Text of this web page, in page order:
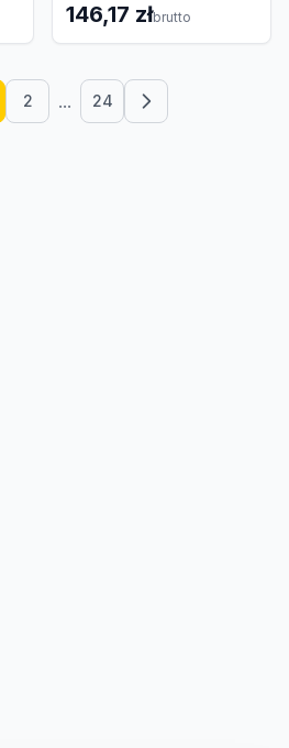
146,17 złbrutto
2 ... 24